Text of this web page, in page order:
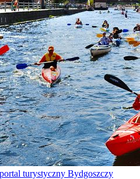
turystyczny Bydgoszczy